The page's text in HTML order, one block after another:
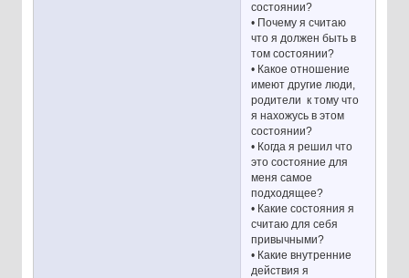
состоянии?
• Почему я считаю
что я должен быть в
том состоянии?
• Какое отношение
имеют другие люди,
родители к тому что
я нахожусь в этом
состоянии?
• Когда я решил что
это состояние для
меня самое
подходящее?
• Какие состояния я
считаю для себя
привычными?
• Какие внутренние
действия я